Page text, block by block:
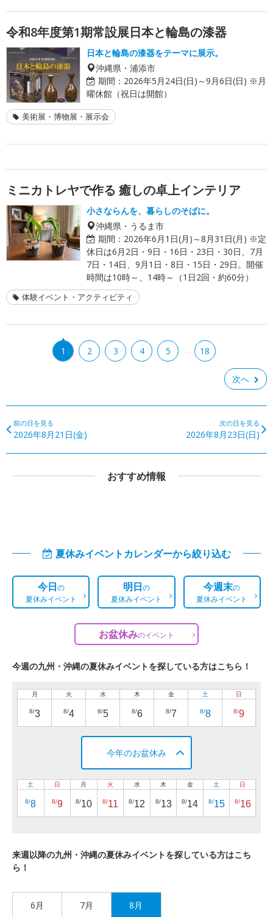
令和8年度第1期常設展日本と輪島の漆器
日本と輪島の漆器をテーマに展示。
沖縄県・浦添市
期間： 2026年5月24日(日)～9月6日(日) ※月
曜休館（祝日は開館）
美術展・博物展・展示会
ミニカトレヤで作る 癒しの卓上インテリア
小さならんを、暮らしのそばに。
沖縄県・うるま市
期間： 2026年6月1日(月)～8月31日(月) ※定
休日は6月2日・9日・16日・23日・30日、7月
7日・14日、9月1日・8日・15日・29日。開催
時間は10時～、14時～（1日2回・約60分）
体験イベント・アクティビティ
1 2 3 4 5 … 18
次へ
前の日を見る
2026年8月21日(金)
次の日を見る
2026年8月23日(日)
おすすめ情報
夏休みイベントカレンダーから絞り込む
今日の
夏休みイベント
明日の
夏休みイベント
今週末の
夏休みイベント
お盆休みのイベント
今週の九州・沖縄の夏休みイベントを探している方はこちら！
月
8/3
火
8/4
水
8/5
木
8/6
金
8/7
土
8/8
日
8/9
今年のお盆休み
土
8/8
日
8/9
月
8/10
火
8/11
水
8/12
木
8/13
金
8/14
土
8/15
日
8/16
来週以降の九州・沖縄の夏休みイベントを探している方はこち
ら！
6月 7月 8月